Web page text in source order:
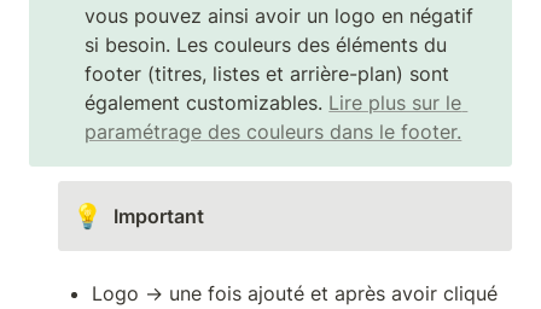
vous pouvez ainsi avoir un logo en négatif
si besoin. Les couleurs des éléments du
footer (titres, listes et arrière-plan) sont
également customizables. Lire plus sur le
paramétrage des couleurs dans le footer.
💡 Important
Logo → une fois ajouté et après avoir cliqué